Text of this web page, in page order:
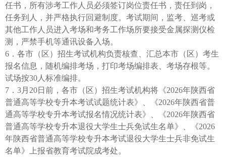
任书，所有涉考工作人员必须签订岗位责任书，责任到岗，
任务到人，并严格执行回避制度。考试期间，监考、巡考或
其他工作人员进入考场和考务工作场所要接受金属探测仪检
测，严禁手机等通讯设备入场。
6．各市（区）招生考试机构负责核查、汇总本市（区）考生
报名信息，随机编排考场，打印考场编排表、考场存根等。
试场按30人标准编排。
7．3月20日前，各市（区）招生考试机构将《2026年陕西省
普通高等学校专升本考试试题统计表》、《2026年陕西省普
通高等学校专升本考试报名情况统计表》、《2026年陕西省
普通高等学校专升本退役大学生士兵免试生名单》、《2026
年陕西省普通高等学校专升本考试退役大学生士兵非免试生
名单》上报省教育考试院成考处。